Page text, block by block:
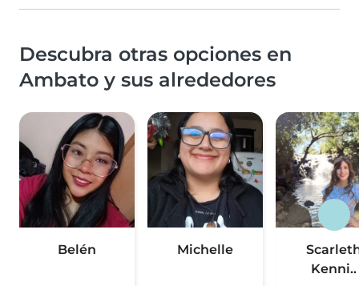
Descubra otras opciones en
Ambato y sus alrededores
Belén Michelle
Kenni..